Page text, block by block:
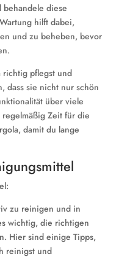
diese
hilft dabei,
und zu beheben, bevor
richtig pflegst und
dass sie nicht nur schön
über viele
Zeit für die
damit du lange
zu reinigen und in
wichtig, die richtigen
Hier sind einige Tipps,
reinigst und